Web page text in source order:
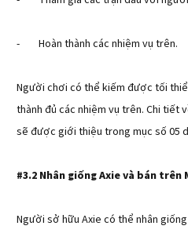
- Hoàn thành các nhiệm vụ trên.
Người chơi có thể kiếm được tối
thành đủ các nhiệm vụ trên. Chi tiết
sẽ được giới thiệu trong mục số 05
#3.2 Nhân giống Axie và bán
Người sở hữu Axie có thể nhân